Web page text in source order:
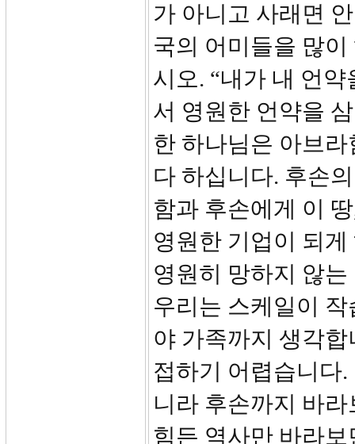
가 아니고 사래면
국의 어미들을 많
시오. “내가 내 언
서 영원한 언약을
한 하나님은 아브
다 하십니다. 후손
함과 후손에게 이
영원한 기업이 되
영원히 망하지 않
우리는 스케일이
야 가족까지 생각
접하기 어렵습니다
니라 후손까지 바
힘든 역사만 바라